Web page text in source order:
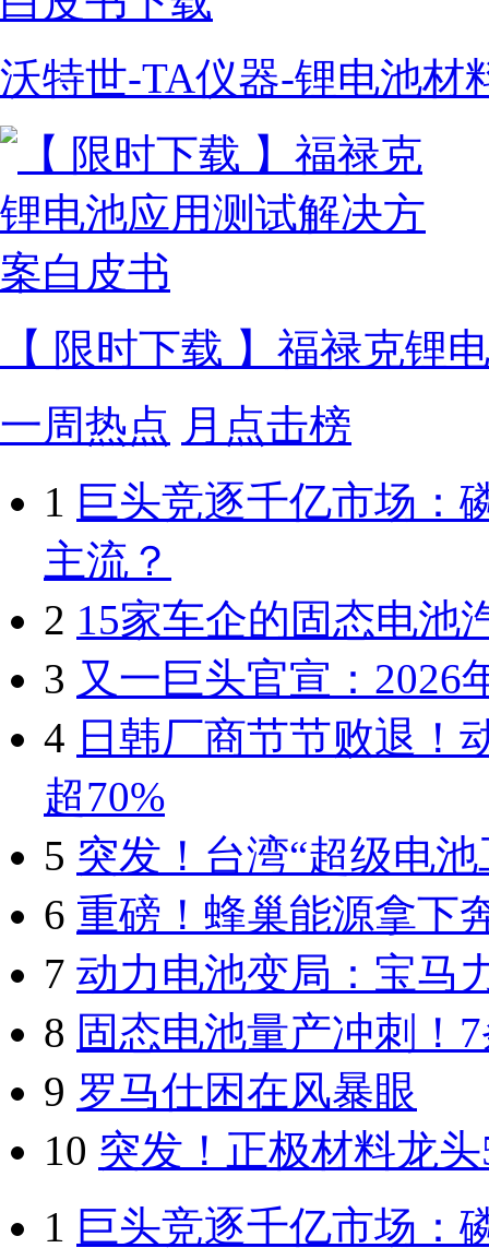
沃特世-TA仪器-锂电池材
【 限时下载 】福禄克锂
一周热点 月点击榜
1 巨头竞逐千亿市场：
主流？
2 15家车企的固态电池
3 又一巨头官宣：2026
4 日韩厂商节节败退！
超70%
5 突发！台湾“超级电
6 重磅！蜂巢能源拿下
7 动力电池变局：宝马
8 固态电池量产冲刺！
9 罗马仕困在风暴眼
10 突发！正极材料龙
1 巨头竞逐千亿市场：